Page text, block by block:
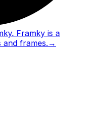
Framky is a
frames. →